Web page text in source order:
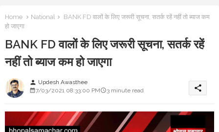
Home National
BANK FD वालों के लिए जरूरी सूचना, सतर्क रहें नहीं तो ब्याज कम
हो जाएगा
BANK FD वालों के लिए जरूरी सूचना, सतर्क रहें
नहीं तो ब्याज कम हो जाएगा
person Updesh Awasthee
7/03/2021 08:33:00 PM
3 minute read share